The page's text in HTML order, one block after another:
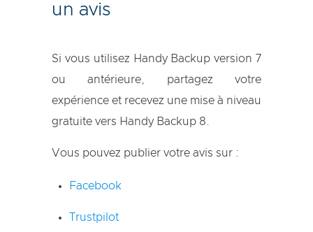
un avis
Si vous utilisez Handy Backup version 7
ou antérieure, partagez votre
expérience et recevez une mise à niveau
gratuite vers Handy Backup 8.
Vous pouvez publier votre avis sur :
Facebook
Trustpilot